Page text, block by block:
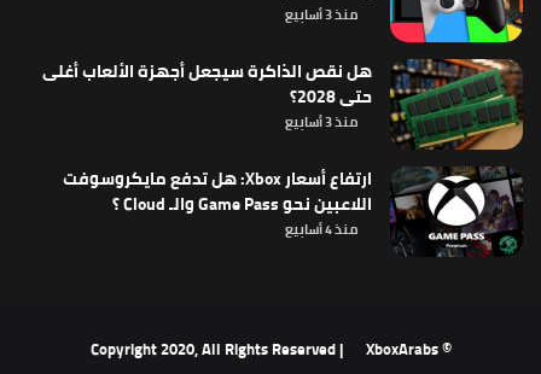
منذ 3 أسابيع
هل نقص الذاكرة سيجعل أجهزة الألعاب أغلى
حتى 2028؟
منذ 3 أسابيع
ارتفاع أسعار Xbox: هل تدفع مايكروسوفت
اللاعبين نحو Game Pass والـ Cloud ؟
منذ 4 أسابيع
© Copyright 2020, All Rights Reserved |
XboxArabs